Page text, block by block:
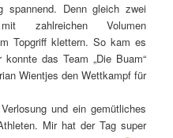
spannend. Denn gleich zwei
zahlreichen Volumen
Topgriff klettern. So kam es
das Team „Die Buam“
Wientjes den Wettkampf für
und ein gemütliches
Mir hat der Tag super